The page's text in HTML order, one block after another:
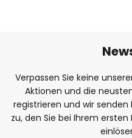
Verpassen Sie keine
Aktionen und die
registrieren und wir senden
zu, den Sie bei Ihrem